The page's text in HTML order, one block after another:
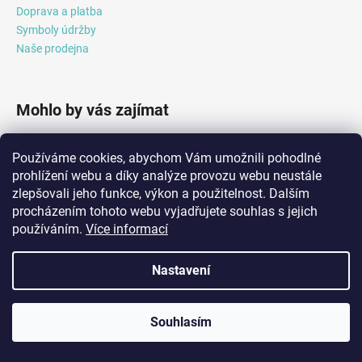
Používáme cookies, abychom Vám umožnili pohodlné
prohlížení webu a díky analýze provozu webu neustále
zlepšovali jeho funkce, výkon a použitelnost. Dalším
procházením tohoto webu vyjadřujete souhlas s jejich
používáním. Více informací
Nastavení
Souhlasím
🕒 Otevírací doba v roce 2026: Po–Čt 7:30–16:00. V pátek jsme na
Doprava a platba
Symboly údržby
Naše prodejna
Mohlo by vás zajímat
Průvodce světem fleece
Orientalniparfem.cz
Copyright 2026ČIPERKA a.s.. Všechna práva vyhrazena.Upravit
nastavení cookies